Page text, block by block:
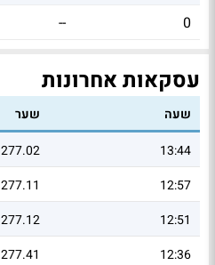
0
--
עסקאות אחרונות
שעה שער
13:44
277.02
12:57
277.11
12:51
277.12
12:36
277.41